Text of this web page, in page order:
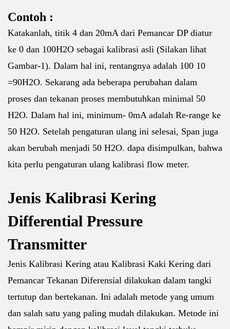
Contoh :
Katakanlah, titik 4 dan 20mA dari Pemancar DP diatur
ke 0 dan 100H2O sebagai kalibrasi asli (Silakan lihat
Gambar-1). Dalam hal ini, rentangnya adalah 100 10
=90H2O. Sekarang ada beberapa perubahan dalam
proses dan tekanan proses membutuhkan minimal 50
H2O. Dalam hal ini, minimum- 0mA adalah Re-range ke
50 H2O. Setelah pengaturan ulang ini selesai, Span juga
akan berubah menjadi 50 H2O. dapa disimpulkan, bahwa
kita perlu pengaturan ulang kalibrasi flow meter.
Jenis Kalibrasi Kering
Differential Pressure
Transmitter
Jenis Kalibrasi Kering atau Kalibrasi Kaki Kering dari
Pemancar Tekanan Diferensial dilakukan dalam tangki
tertutup dan bertekanan. Ini adalah metode yang umum
dan salah satu yang paling mudah dilakukan. Metode ini